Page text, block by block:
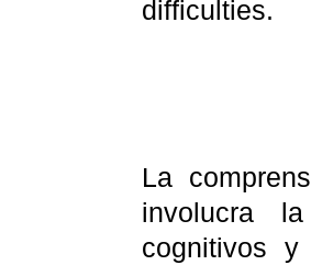
difficulties.
La
involucra
cognitivos y